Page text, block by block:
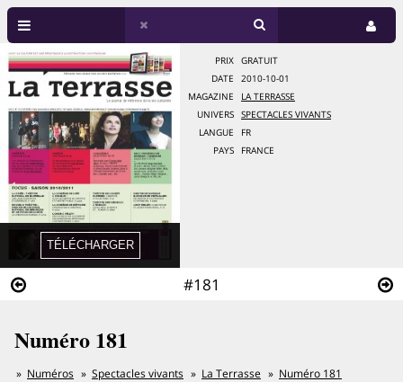
#181
PRIX
GRATUIT
DATE
2010-10-01
MAGAZINE
LA TERRASSE
UNIVERS
SPECTACLES VIVANTS
LANGUE
FR
PAYS
FRANCE
Numéro 181
Numéros Spectacles vivants La Terrasse Numéro 181